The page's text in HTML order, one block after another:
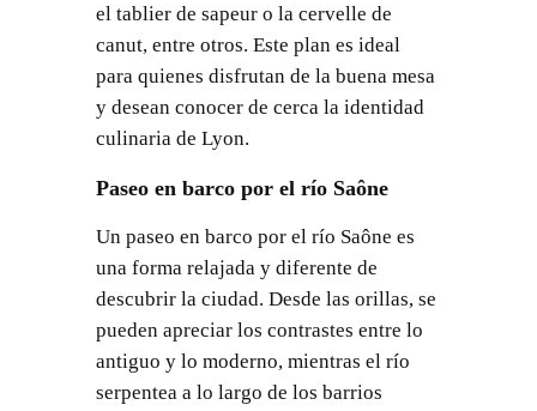
el tablier de sapeur o la cervelle de
canut, entre otros. Este plan es ideal
para quienes disfrutan de la buena mesa
y desean conocer de cerca la identidad
culinaria de Lyon.
Paseo en barco por el río Saône
Un paseo en barco por el río Saône es
una forma relajada y diferente de
descubrir la ciudad. Desde las orillas, se
pueden apreciar los contrastes entre lo
antiguo y lo moderno, mientras el río
serpentea a lo largo de los barrios